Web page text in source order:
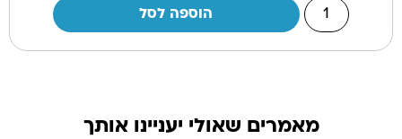
הוספה לסל
מאמרים שאולי יעניינו אותך